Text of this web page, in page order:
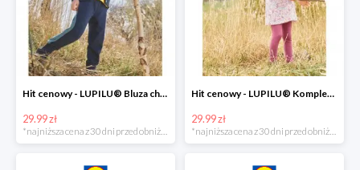
Hit cenowy - LUPILU® Bluza chłopięca w stylu college
29.99 zł
*najniższa cena z 30 dni przed obniżką
Hit cenowy - LUPILU® Komplet dziewczęcy (sukienka + legginsy)
29.99 zł
*najniższa cena z 30 dni przed obniżką